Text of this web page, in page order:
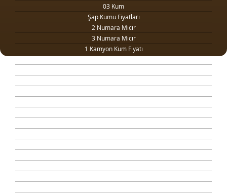
03 Kum
Şap Kumu Fiyatları
2 Numara Mıcır
3 Numara Mıcır
1 Kamyon Kum Fiyatı